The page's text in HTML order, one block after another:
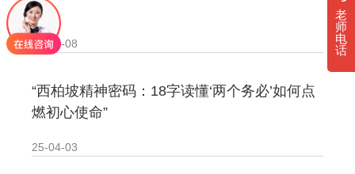
核
25-04-08
“西柏坡精神密码：18字读懂‘两个务必’如何点
燃初心使命”‌
25-04-03
老
师
电
话